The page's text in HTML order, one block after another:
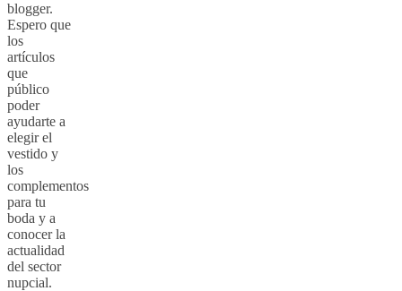
blogger.
Espero que
los
artículos
que
público
poder
ayudarte a
elegir el
vestido y
los
complementos
para tu
boda y a
conocer la
actualidad
del sector
nupcial.